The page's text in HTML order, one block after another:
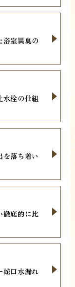
室異臭の
水栓の仕組
を落ち着い
徹底的に比
蛇口水漏れ